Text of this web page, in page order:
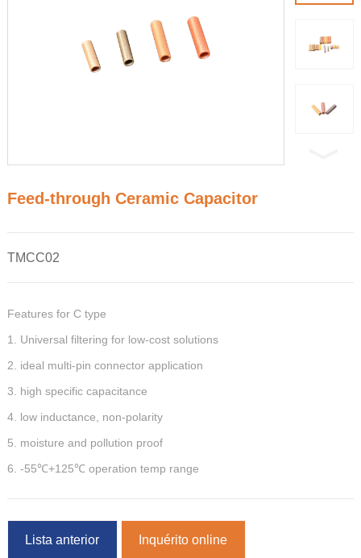
Feed-through Ceramic Capacitor
TMCC02
Features for C type
1. Universal filtering for low-cost solutions
2. ideal multi-pin connector application
3. high specific capacitance
4. low inductance, non-polarity
5. moisture and pollution proof
6. -55℃+125℃ operation temp range
Lista anterior Inquérito online